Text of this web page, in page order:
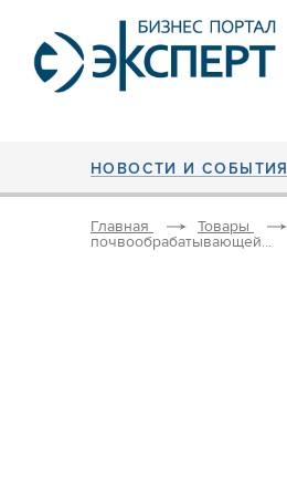
НОВОСТИ И СОБЫТИЯ
Главная Товары
почвообрабатывающей...